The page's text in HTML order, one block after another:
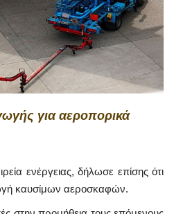
για αεροπορικά
ενέργειας, δήλωσε επίσης ότι
καυσίμων αεροσκαφών.